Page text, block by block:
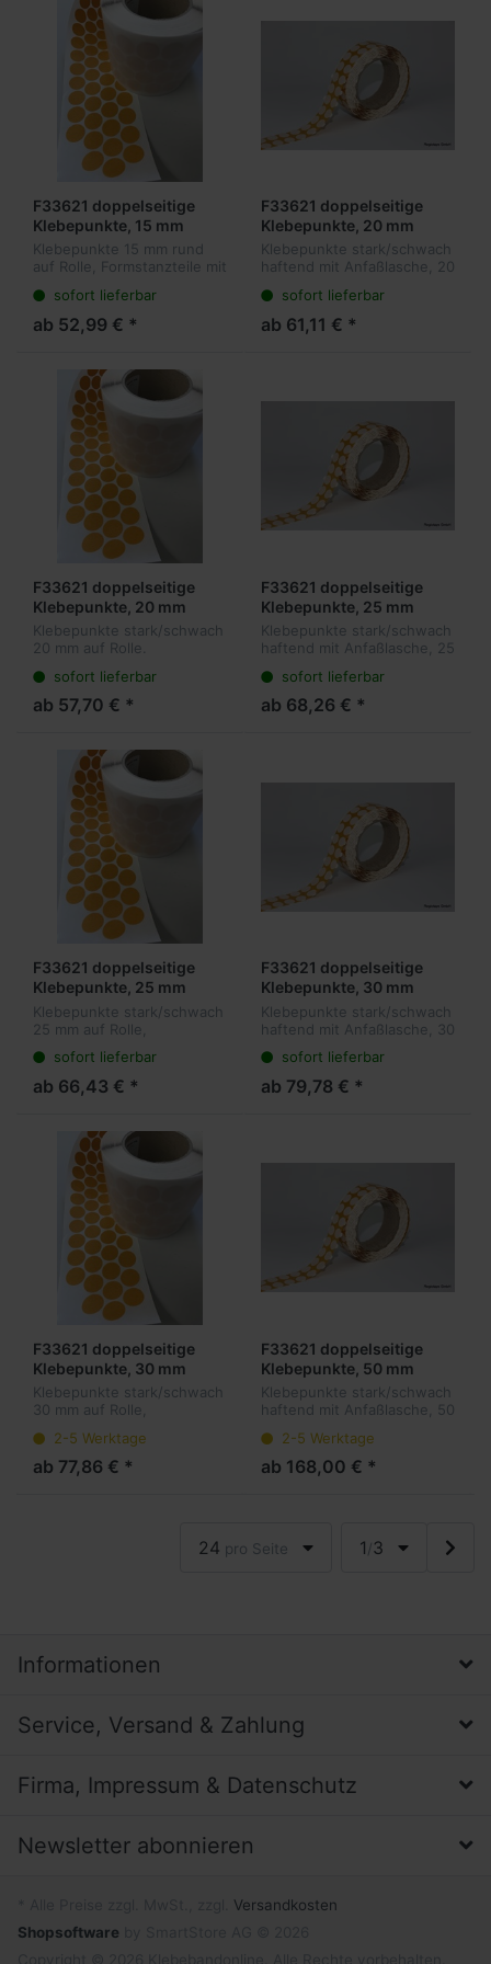
F33621 doppelseitige
Klebepunkte, 15 mm
rund, stark/schwach,
5.000 Stück pro Rolle,
Klebepunkte 15 mm rund
auf Rolle, Formstanzteile mit
haftenden Seiten zur
wiederlösbaren Verklebung
von Prospektmaterial,
sofort lieferbar
ab 52,99 € *
F33621 doppelseitige
Klebepunkte, 20 mm
rund, stark/schwach,
5.000 Stück pro Rolle, mit
Klebepunkte stark/schwach
haftend mit Anfaßlasche, 20
Formstanzteile mit
unterschiedlich stark
haftenden Seiten zur
sofort lieferbar
ab 61,11 € *
F33621 doppelseitige
Klebepunkte, 20 mm
rund, stark/schwach,
5.000 Stück pro Rolle,
Klebepunkte stark/schwach
20 mm auf Rolle.
unterschiedlich stark
haftenden Seiten zur
wiederlösbaren Verklebung
sofort lieferbar
ab 57,70 € *
F33621 doppelseitige
Klebepunkte, 25 mm
rund, stark/schwach,
5.000 Stück pro Rolle, mit
Klebepunkte stark/schwach
haftend mit Anfaßlasche, 25
Formstanzteile mit
unterschiedlich stark
haftenden Seiten zur
sofort lieferbar
ab 68,26 € *
F33621 doppelseitige
Klebepunkte, 25 mm
rund, stark/schwach,
5.000 Stück pro Rolle,
Klebepunkte stark/schwach
25 mm auf Rolle,
unterschiedlich stark
haftenden Seiten zur
wiederlösbaren Verklebung
sofort lieferbar
ab 66,43 € *
F33621 doppelseitige
Klebepunkte, 30 mm
rund, stark/schwach,
5.000 Stück pro Rolle, mit
Klebepunkte stark/schwach
haftend mit Anfaßlasche, 30
Formstanzteile mit
unterschiedlich stark
haftenden Seiten zur
sofort lieferbar
ab 79,78 € *
F33621 doppelseitige
Klebepunkte, 30 mm
rund, stark/schwach,
5.000 Stück pro Rolle,
Klebepunkte stark/schwach
30 mm auf Rolle,
unterschiedlich stark
haftenden Seiten zur
wiederlösbaren Verklebung
2-5 Werktage
ab 77,86 € *
F33621 doppelseitige
Klebepunkte, 50 mm
rund, stark/schwach,
5.000 Stück pro Rolle, mit
Klebepunkte stark/schwach
haftend mit Anfaßlasche, 50
Formstanzteile mit
unterschiedlich stark
haftenden Seiten zur
2-5 Werktage
ab 168,00 € *
24 pro Seite 1/3
Informationen
Service, Versand & Zahlung
Firma, Impressum & Datenschutz
Newsletter abonnieren
Versandkosten
Shopsoftware